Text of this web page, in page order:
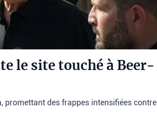
le site touché à Beer-
promettant des frappes intensifiées contre